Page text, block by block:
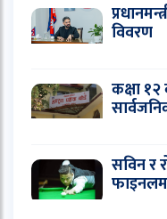
विवरण
कक्षा १२
सविन र